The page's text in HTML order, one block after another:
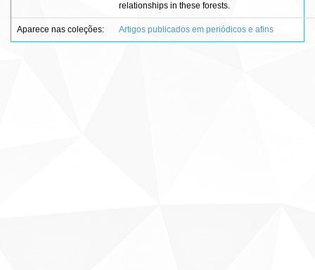
relationships in these forests.
Aparece nas coleções: Artigos publicados em periódicos e afins